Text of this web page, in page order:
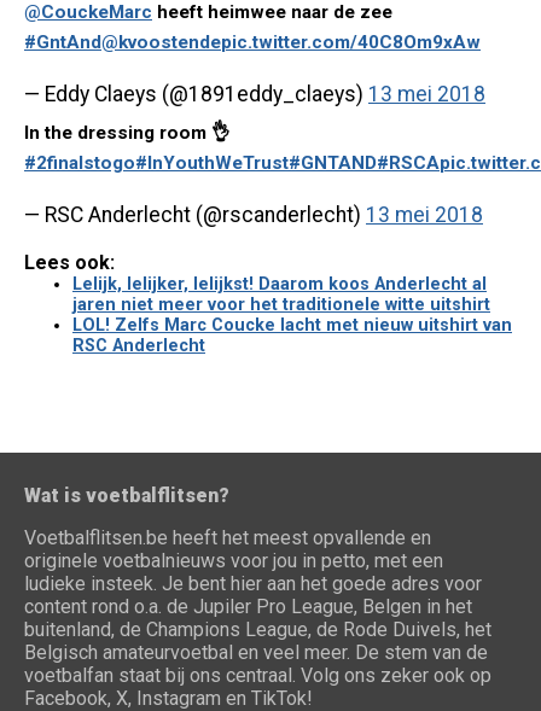
@CouckeMarc heeft heimwee naar de zee
#GntAnd@kvoostendepic.twitter.com/40C8Om9xAw
— Eddy Claeys (@1891eddy_claeys) 13 mei 2018
In the dressing room 👌
#2finalstogo#InYouthWeTrust#GNTAND#RSCA
— RSC Anderlecht (@rscanderlecht) 13 mei 2018
Lees ook:
Lelijk, lelijker, lelijkst! Daarom koos Anderlecht al
jaren niet meer voor het traditionele witte uitshirt
LOL! Zelfs Marc Coucke lacht met nieuw uitshirt van
RSC Anderlecht
Wat is voetbalflitsen?
Voetbalflitsen.be heeft het meest opvallende en
originele voetbalnieuws voor jou in petto, met een
ludieke insteek. Je bent hier aan het goede adres voor
content rond o.a. de Jupiler Pro League, Belgen in het
buitenland, de Champions League, de Rode Duivels, het
Belgisch amateurvoetbal en veel meer. De stem van de
voetbalfan staat bij ons centraal. Volg ons zeker ook op
Facebook, X, Instagram en TikTok!